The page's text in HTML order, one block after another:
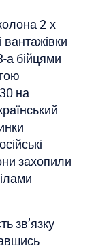
2-х
а бійцями
на
захопили
зв’язку